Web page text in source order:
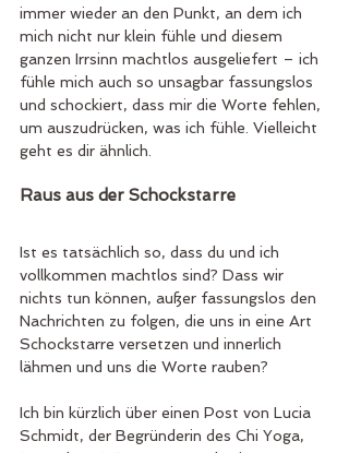
immer wieder an den Punkt, an dem ich
mich nicht nur klein fühle und diesem
ganzen Irrsinn machtlos ausgeliefert – ich
fühle mich auch so unsagbar fassungslos
und schockiert, dass mir die Worte fehlen,
um auszudrücken, was ich fühle. Vielleicht
geht es dir ähnlich.
Raus aus der Schockstarre
Ist es tatsächlich so, dass du und ich
vollkommen machtlos sind? Dass wir
nichts tun können, außer fassungslos den
Nachrichten zu folgen, die uns in eine Art
Schockstarre versetzen und innerlich
lähmen und uns die Worte rauben?
Ich bin kürzlich über einen Post von Lucia
Schmidt, der Begründerin des Chi Yoga,